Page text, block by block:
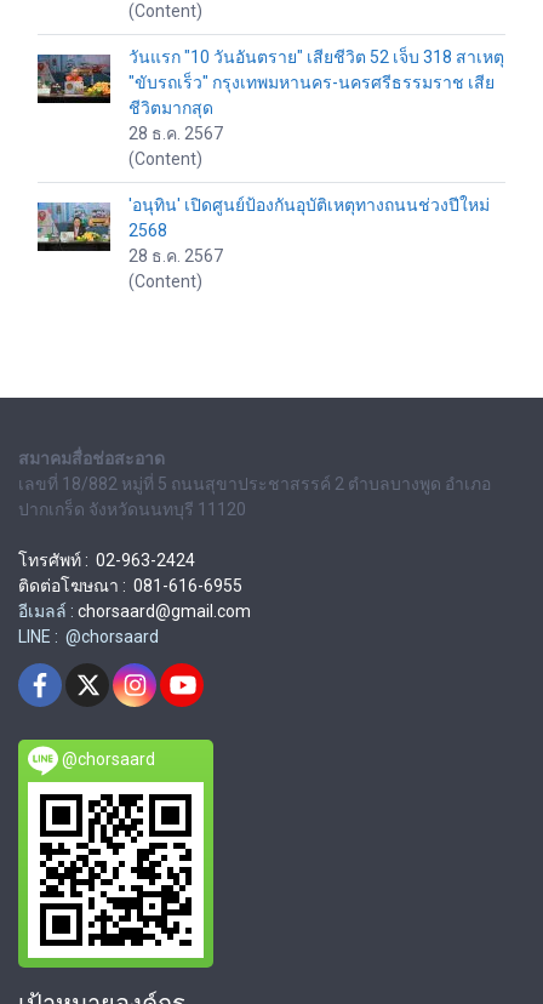
(Content)
วันแรก "10 วันอันตราย" เสียชีวิต 52 เจ็บ 318 สาเหตุ
"ขับรถเร็ว" กรุงเทพมหานคร-นครศรีธรรมราช เสีย
ชีวิตมากสุด
28 ธ.ค. 2567
(Content)
'อนุทิน' เปิดศูนย์ป้องกันอุบัติเหตุทางถนนช่วงปีใหม่
2568
28 ธ.ค. 2567
(Content)
สมาคมสื่อช่อสะอาด
เลขที่ 18/882 หมู่ที่ 5 ถนนสุขาประชาสรรค์ 2 ตำบลบางพูด อำเภอ
ปากเกร็ด จังหวัดนนทบุรี 11120
โทรศัพท์ : 02-963-2424
ติดต่อโฆษณา : 081-616-6955
อีเมลล์ : chorsaard@gmail.com
LINE : @chorsaard
@chorsaard